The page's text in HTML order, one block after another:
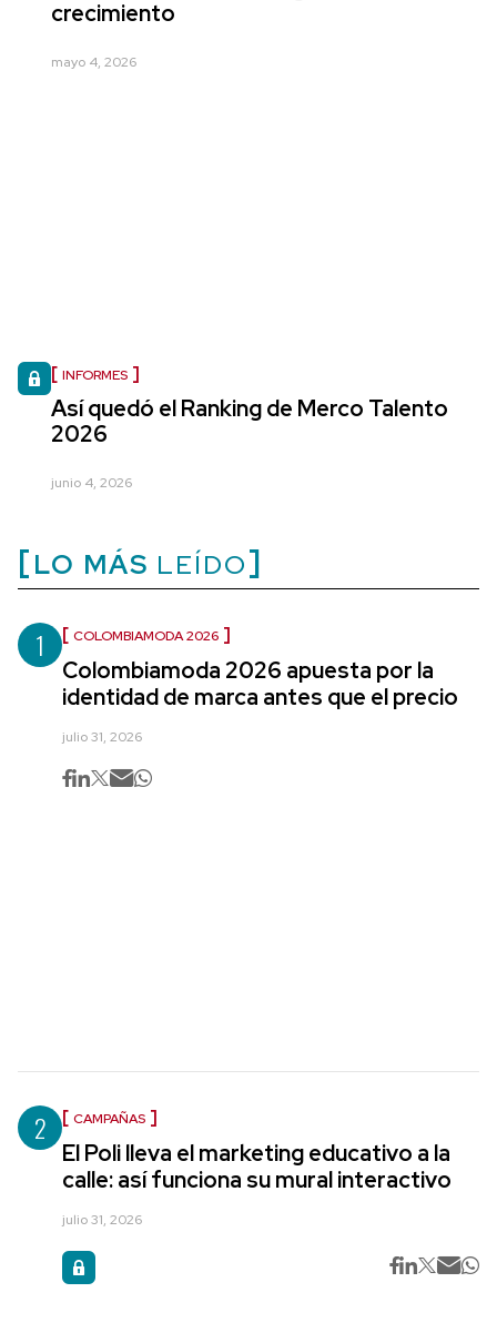
crecimiento
mayo 4, 2026
INFORMES
Así quedó el Ranking de Merco Talento
2026
junio 4, 2026
LO MÁS LEÍDO
1 COLOMBIAMODA 2026
Colombiamoda 2026 apuesta por la
identidad de marca antes que el precio
julio 31, 2026
2 CAMPAÑAS
El Poli lleva el marketing educativo a la
calle: así funciona su mural interactivo
julio 31, 2026